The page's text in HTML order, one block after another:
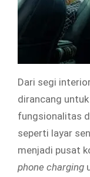
Dari segi
dirancang
fungsionalitas
seperti layar
menjadi pusat
phone charging